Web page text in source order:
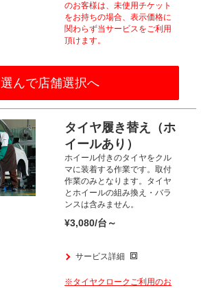
のお客様は、未使用チケット
をお持ちの場合、表示価格に
関わらず当サービスをご利用
頂けます。​
選んで店舗選択へ
タイヤ履き替え（ホ
イールあり）
ホイール付きのタイヤをクル
マに装着する作業です。取付
作業のみとなります。 タイヤ
とホイールの組み換え・バラ
ンスは含みません。
¥3,080/台～
サービス詳細
※タイヤクロークご利用のお